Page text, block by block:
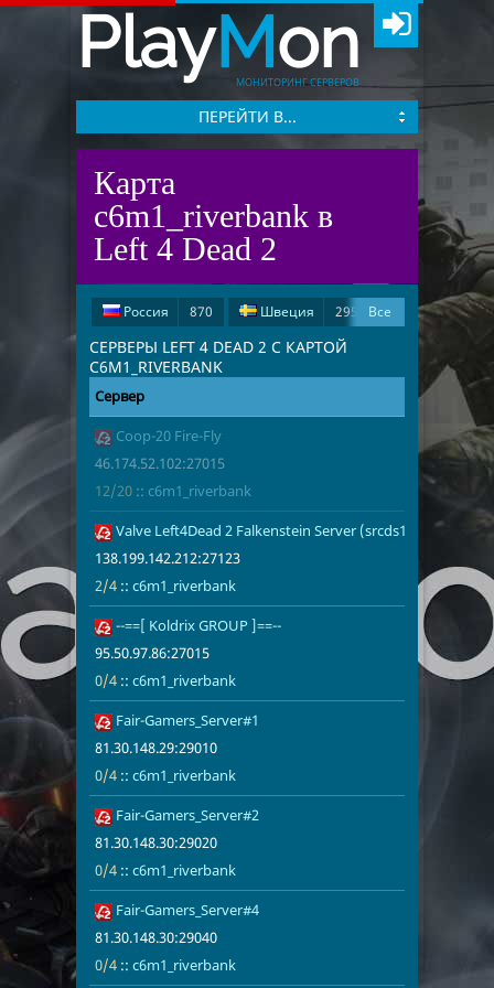
PlayMon
МОНИТОРИНГ СЕРВЕРОВ
ПЕРЕЙТИ В...
Карта
c6m1_riverbank в
Left 4 Dead 2
Россия 870 Швеция
295
Испания
278 США
199
Германия
53
Великобритания
Франция
15
Китай
2
Канада
Украина
1 Финляндия
1
Нидерланды
1
Все
СЕРВЕРЫ LEFT 4 DEAD 2 С КАРТОЙ
C6M1_RIVERBANK
Сервер Адрес
Игроки
Coop-20 Fire-Fly
46.174.52.102:27015
12/20 :: c6m1_riverbank
12/20
Valve Left4Dead 2 Falkenstein Server (srcds1003-fsn-
138.199.142.212:27123
2/4 :: c6m1_riverbank
--==[ Koldrix GROUP ]==--
95.50.97.86:27015
0/4 :: c6m1_riverbank
0/4
Fair-Gamers_Server#1
81.30.148.29:29010
0/4 :: c6m1_riverbank
Fair-Gamers_Server#2
81.30.148.30:29020
0/4 :: c6m1_riverbank
Fair-Gamers_Server#4
81.30.148.30:29040
0/4 :: c6m1_riverbank